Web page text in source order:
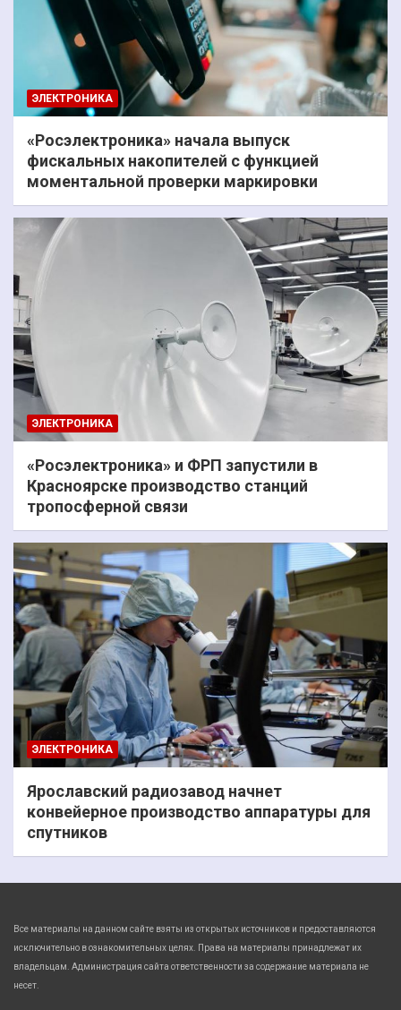
ЭЛЕКТРОНИКА
«Росэлектроника» начала выпуск
фискальных накопителей с функцией
моментальной проверки маркировки
ЭЛЕКТРОНИКА
«Росэлектроника» и ФРП запустили в
Красноярске производство станций
тропосферной связи
ЭЛЕКТРОНИКА
Ярославский радиозавод начнет
конвейерное производство аппаратуры для
спутников
Все материалы на данном сайте взяты из открытых источников и предоставляются
исключительно в ознакомительных целях. Права на материалы принадлежат их
владельцам. Администрация сайта ответственности за содержание материала не
несет.